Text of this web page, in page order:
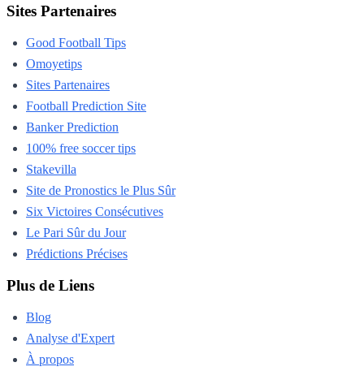
Sites Partenaires
Good Football Tips
Omoyetips
Sites Partenaires
Football Prediction Site
Banker Prediction
100% free soccer tips
Stakevilla
Site de Pronostics le Plus Sûr
Six Victoires Consécutives
Le Pari Sûr du Jour
Prédictions Précises
Plus de Liens
Blog
Analyse d'Expert
À propos